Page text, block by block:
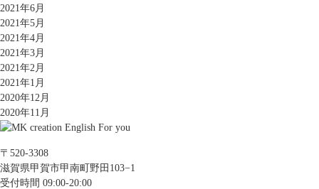
2021年6月
2021年5月
2021年4月
2021年3月
2021年2月
2021年1月
2020年12月
2020年11月
〒520-3308
滋賀県甲賀市甲南町野田103−1
受付時間 09:00-20:00